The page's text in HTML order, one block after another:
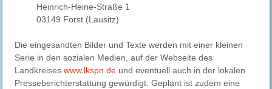
Heinrich-Heine-Straße 1
03149 Forst (Lausitz)
Die eingesandten Bilder und Texte werden mit einer kleinen
Serie in den sozialen Medien, auf der Webseite des
Landkreiseswww.lkspn.de und eventuell auch in der lokalen
Presseberichterstattung gewürdigt. Geplant ist zudem eine